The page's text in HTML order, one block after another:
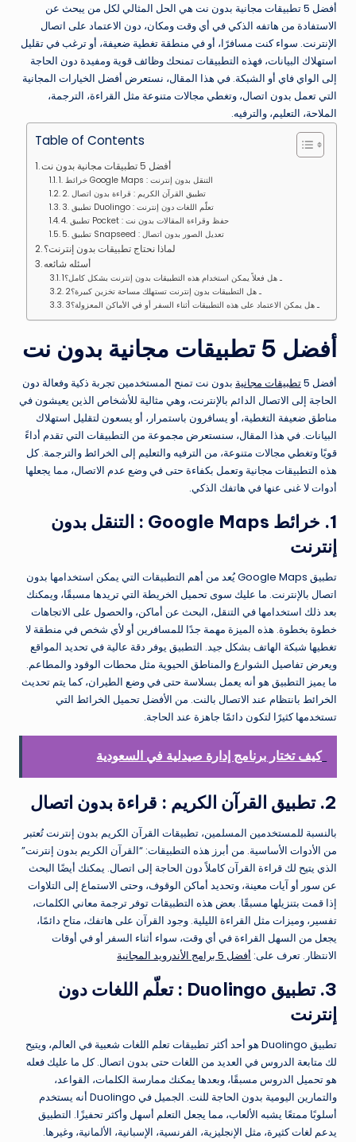
أفضل 5 تطبيقات مجانية بدون نت هي الحل المثالي لكل من يبحث عن
الاستفادة من هاتفه الذكي في أي وقت ومكان، دون الاعتماد على اتصال
الإنترنت. سواء كنت مسافرًا، أو في منطقة تغطية ضعيفة، أو ترغب في تقليل
استهلاك البيانات، فهذه التطبيقات تمنحك وظائف قوية ومفيدة دون الحاجة
إلى الواي فاي أو الشبكة. في هذا المقال، نستعرض أفضل الخيارات المجانية
التي تعمل بدون اتصال، وتغطي مجالات متنوعة مثل القراءة، الترجمة،
الملاحة، التعليم، والترفيه.
Table of Contents
أفضل 5 تطبيقات مجانية بدون نت
1. خرائط Google Maps : التنقل بدون إنترنت
2. تطبيق القرآن الكريم : قراءة بدون اتصال
3. تطبيق Duolingo : تعلّم اللغات دون إنترنت
4. تطبيق Pocket : حفظ وقراءة المقالات بدون نت
5. تطبيق Snapseed : تعديل الصور بدون اتصال
لماذا نحتاج تطبيقات بدون إنترنت؟
أسئله شائعه
1ـ هل فعلاً يمكن استخدام هذه التطبيقات بدون إنترنت بشكل كامل؟
2ـ هل التطبيقات بدون إنترنت تستهلك مساحة تخزين كبيرة؟
3ـ هل يمكن الاعتماد على هذه التطبيقات أثناء السفر أو في الأماكن المعزولة؟
أفضل 5 تطبيقات مجانية بدون نت
أفضل 5 تطبيقات مجانية بدون نت تمنح المستخدمين تجربة ذكية وفعالة دون
الحاجة إلى الاتصال الدائم بالإنترنت، وهي مثالية للأشخاص الذين يعيشون في
مناطق ضعيفة التغطية، أو يسافرون باستمرار، أو يسعون لتقليل استهلاك
البيانات. في هذا المقال، سنستعرض مجموعة من التطبيقات التي تقدم أداءً
قويًا وتغطي مجالات متنوعة، من الترفيه والتعليم إلى الخرائط والترجمة. كل
هذه التطبيقات مجانية وتعمل بكفاءة حتى في وضع عدم الاتصال، مما يجعلها
أدوات لا غنى عنها في هاتفك الذكي.
1. خرائط Google Maps : التنقل بدون
إنترنت
تطبيق Google Maps يُعد من أهم التطبيقات التي يمكن استخدامها بدون
اتصال بالإنترنت. ما عليك سوى تحميل الخريطة التي تريدها مسبقًا، ويمكنك
بعد ذلك استخدامها في التنقل، البحث عن أماكن، والحصول على الاتجاهات
خطوة بخطوة. هذه الميزة مهمة جدًا للمسافرين أو لأي شخص في منطقة لا
تغطيها شبكة الهاتف بشكل جيد. التطبيق يوفر دقة عالية في تحديد المواقع
ويعرض تفاصيل الشوارع والمناطق الحيوية مثل محطات الوقود والمطاعم.
ما يميز التطبيق هو أنه يعمل بسلاسة حتى في وضع الطيران، كما يتم تحديث
الخرائط بانتظام عند الاتصال بالنت. من الأفضل تحميل الخرائط التي
تستخدمها كثيرًا لتكون دائمًا جاهزة عند الحاجة.
كيف تختار برنامج إدارة صيدلية في السعودية
2. تطبيق القرآن الكريم : قراءة بدون اتصال
بالنسبة للمستخدمين المسلمين، تطبيقات القرآن الكريم بدون إنترنت تُعتبر
من الأدوات الأساسية. من أبرز هذه التطبيقات: “القرآن الكريم بدون إنترنت”
الذي يتيح لك قراءة القرآن كاملاً دون الحاجة إلى اتصال. يمكنك أيضًا البحث
عن سور أو آيات معينة، وتحديد أماكن الوقوف، وحتى الاستماع إلى التلاوات
إذا قمت بتنزيلها مسبقًا. بعض هذه التطبيقات توفر ترجمة معاني الكلمات،
تفسير، وميزات مثل القراءة الليلية. وجود القرآن على هاتفك، متاح دائمًا،
يجعل من السهل القراءة في أي وقت، سواء أثناء السفر أو في أوقات
الانتظار. تعرف على: أفضل 5 برامج الأندرويد المجانية
3. تطبيق Duolingo : تعلّم اللغات دون
إنترنت
تطبيق Duolingo هو أحد أكثر تطبيقات تعلم اللغات شعبية في العالم، ويتيح
لك متابعة الدروس في العديد من اللغات حتى بدون اتصال. كل ما عليك فعله
هو تحميل الدروس مسبقًا، وبعدها يمكنك ممارسة الكلمات، القواعد،
والتمارين اليومية بدون الحاجة للنت. الجميل في Duolingo أنه يستخدم
أسلوبًا ممتعًا يشبه الألعاب، مما يجعل التعلم أسهل وأكثر تحفيزًا. التطبيق
يدعم لغات كثيرة، مثل الإنجليزية، الفرنسية، الإسبانية، الألمانية، وغيرها.